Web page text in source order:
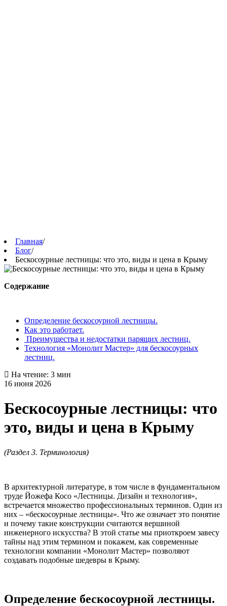
Главная/
Блог/
Бескосоурные лестницы: что это, виды и цена в Крыму
Содержание
Определение бескосоурной лестницы.
Как это работает.
Преимущества и недостатки парящих лестниц.
Технология «Монолит Мастер» для бескосоурных
лестниц.
На чтение: 3 мин
16 июня 2026
Бескосоурные лестницы: что
это, виды и цена в Крыму
(Раздел 3. Терминология)
В архитектурной литературе, в том числе в фундаментальном
труде Йожефа Косо «Лестницы. Дизайн и технология»,
встречается множество профессиональных терминов. Один из
них – «бескосоурные лестницы». Что же означает это понятие
и почему такие конструкции считаются вершиной
инженерного искусства? В этой статье мы приоткроем завесу
тайны над этим термином и покажем, как современные
технологии компании «Монолит Мастер» позволяют
создавать подобные шедевры в Крыму.
Определение бескосоурной лестницы.